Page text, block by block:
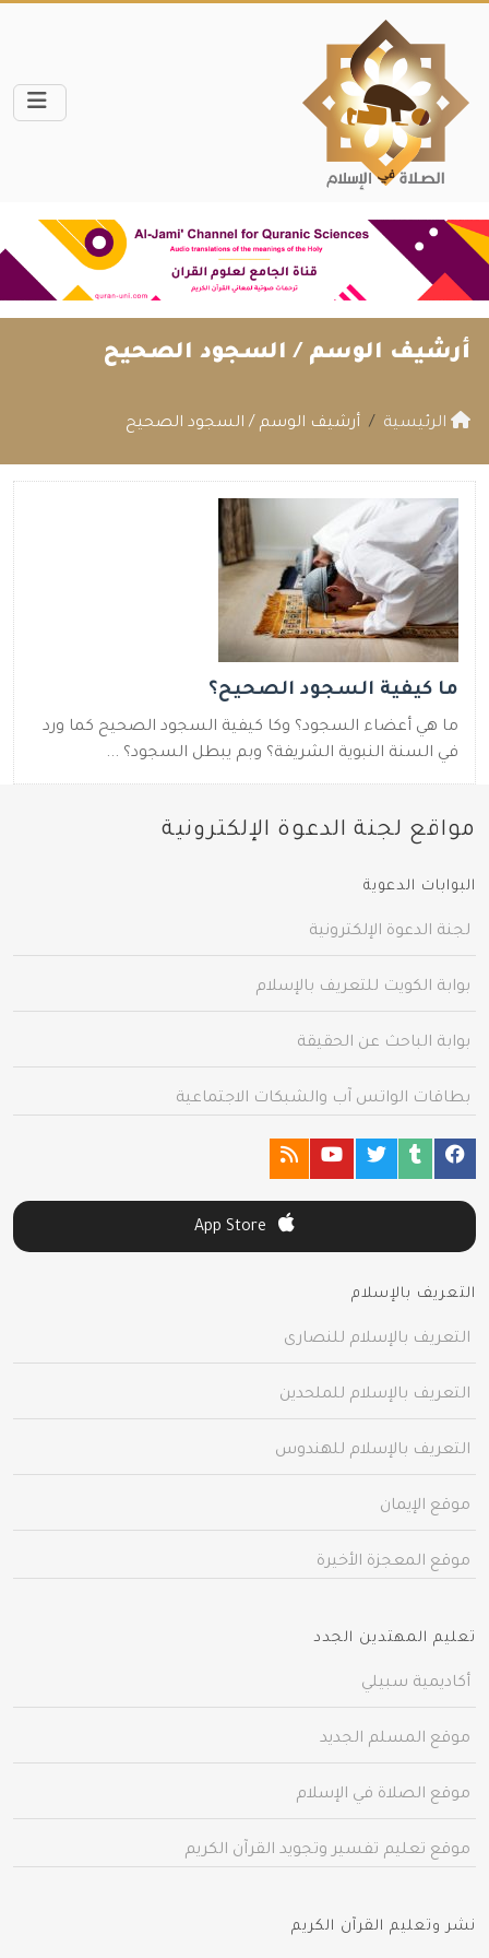
أرشيف الوسم / السجود الصحيح
الرئيسية أرشيف الوسم / السجود الصحيح
ما كيفية السجود الصحيح؟
ما هي أعضاء السجود؟ وكا كيفية السجود الصحيح كما ورد
في السنة النبوية الشريفة؟ وبم يبطل السجود؟ ...
مواقع لجنة الدعوة الإلكترونية
البوابات الدعوية
لجنة الدعوة الإلكترونية
بوابة الكويت للتعريف بالإسلام
بوابة الباحث عن الحقيقة
بطاقات الواتس آب والشبكات الاجتماعية
التعريف بالإسلام
التعريف بالإسلام للنصارى
التعريف بالإسلام للملحدين
التعريف بالإسلام للهندوس
موقع الإيمان
موقع المعجزة الأخيرة
تعليم المهتدين الجدد
أكاديمية سبيلي
موقع المسلم الجديد
موقع الصلاة في الإسلام
موقع تعليم تفسير وتجويد القرآن الكريم
نشر وتعليم القرآن الكريم